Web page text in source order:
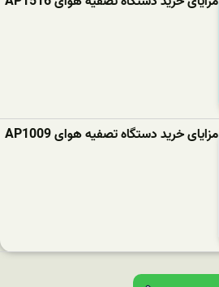
مزایای خرید دستگاه تصفیه هوای AP1009